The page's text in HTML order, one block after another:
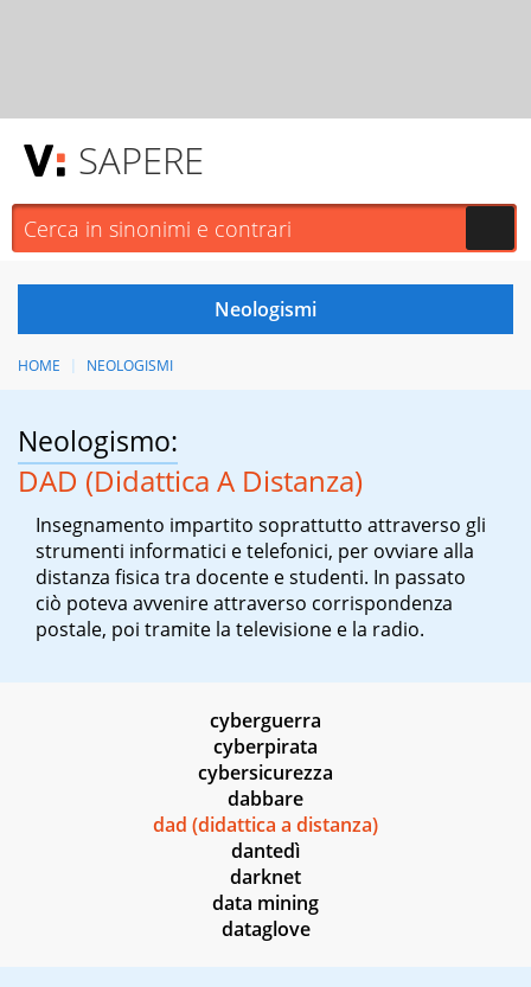
SAPERE
HOME NEOLOGISMI
Neologismo:
DAD (Didattica A Distanza)
Insegnamento impartito soprattutto attraverso gli
strumenti informatici e telefonici, per ovviare alla
distanza fisica tra docente e studenti. In passato
ciò poteva avvenire attraverso corrispondenza
postale, poi tramite la televisione e la radio.
cyberguerra
cyberpirata
cybersicurezza
dabbare
dad (didattica a distanza)
dantedì
darknet
data mining
dataglove